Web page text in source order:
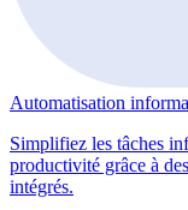
Automatisation
Simplifiez les tâches
productivité grâce à
intégrés.